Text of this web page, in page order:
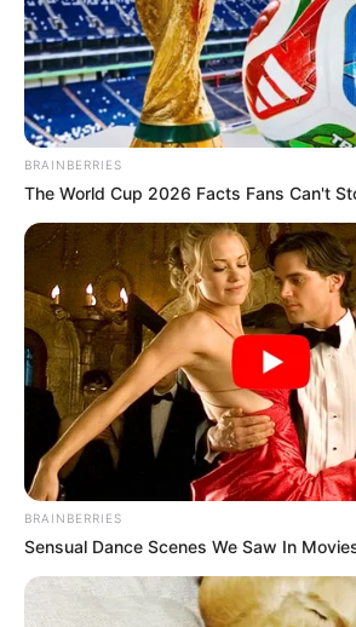
BRAINBERRIES
The World Cup 2026 Facts Fans Can't
BRAINBERRIES
Sensual Dance Scenes We Saw In